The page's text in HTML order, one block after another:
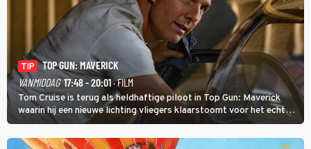
TIP
TOP GUN: MAVERICK
VANMIDDAG 17:48 - 20:01· FILM
Tom Cruise is terug als heldhaftige piloot in Top Gun: Maverick
waarin hij een nieuwe lichting vliegers klaarstoomt voor het echte
werk.